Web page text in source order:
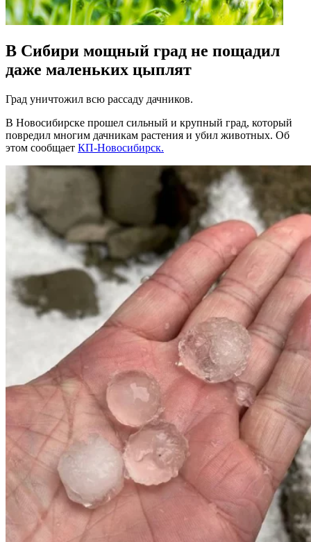
В Сибири мощный град не пощадил
даже маленьких цыплят
Град уничтожил всю рассаду дачников.
В Новосибирске прошел сильный и крупный град, который
повредил многим дачникам растения и убил животных. Об
этом сообщает КП-Новосибирск.